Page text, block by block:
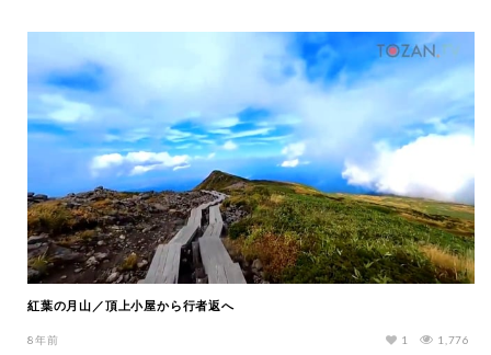
紅葉の月山／頂上小屋から行者返へ
8年前 1,776
1